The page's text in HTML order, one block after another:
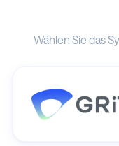
Wählen Sie das